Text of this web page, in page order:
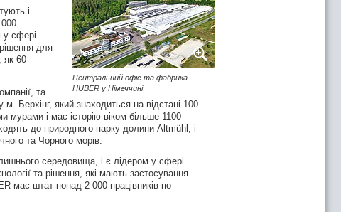
Центральний офіс та фабрика
HUBER у Німеччині
і
у сфері
для
як 60
та
Берхінг, який знаходиться на відстані 100
мурами і має історію віком більше 1100
до природного парку долини Altmühl, і
та Чорного морів.
середовища, і є лідером у сфері
та рішення, які мають застосування
має штат понад 2 000 працівників по
дочці власника мідної кузні. Від самого
як ремісники, вони виробляли обладнання
кузні, фірма перетворилась у сучасний,
для очищення стічної води, та обробки
вище, береже наш найцінніший ресурс –
«співпраця з клієнтом, для клієнта». І
HUBER використовує нержавіючу